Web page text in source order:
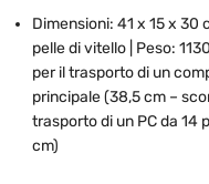
Dimensioni: 41 x 15 x 30
pelle di vitello | Peso:
per il trasporto di un
principale (38,5 cm –
trasporto di un PC da 14
cm)